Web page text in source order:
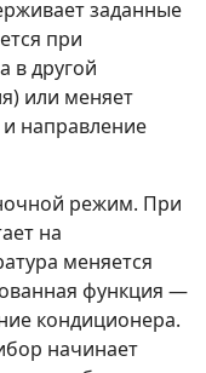
заданные
при
в другой
или меняет
направление
режим. При
на
меняется
функция —
кондиционера.
начинает